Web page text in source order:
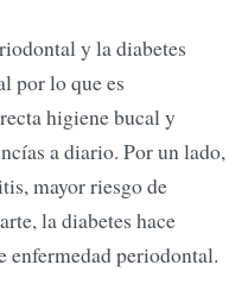
y la diabetes
por lo que es
higiene bucal y
a diario. Por un lado,
mayor riesgo de
la diabetes hace
enfermedad periodontal.